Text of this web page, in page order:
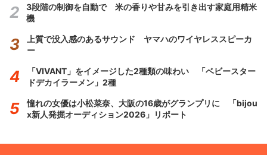
3段階の制御を自動で 米の香りや甘みを引き出す家庭用精米
機
上質で没入感のあるサウンド ヤマハのワイヤレススピーカ
ー
「VIVANT」をイメージした2種類の味わい 「ベビースター
ドデカイラーメン」2種
憧れの女優は小松菜奈、大阪の16歳がグランプリに 「bijou
x新人発掘オーディション2026」リポート